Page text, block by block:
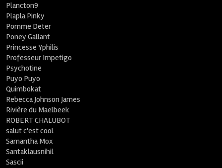
Plancton9
Plapla Pinky
Pomme Deter
Poney Gallant
Princesse Yphilis
Professeur Impetigo
Psychotine
Puyo Puyo
Quimbokat
Rebecca Johnson James
Rivière du Maelbeek
ROBERT CHALUBOT
salut c'est cool
Samantha Mox
Santaklausnihil
Sascii